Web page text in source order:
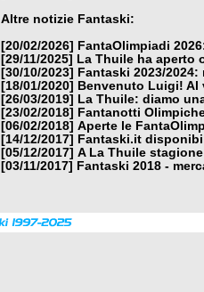
Altre notizie Fantaski:
[20/02/2026]
FantaOlimpiadi
[29/11/2025]
La Thuile ha aperto
[30/10/2023]
Fantaski 2023/
[18/01/2020]
Benvenuto Luigi! Al
[26/03/2019]
La Thuile: diamo
[23/02/2018]
Fantanotti
[06/02/2018] Aperte le
[14/12/2017]
Fantaski.it
[05/12/2017] A La Thuile
[03/11/2017]
Fantaski 2018 -